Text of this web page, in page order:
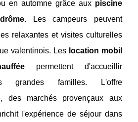
en automne grâce aux piscine
. Les campeurs peuvent
relaxantes et visites culturelles
valentinois. Les location mobil
permettent d'accueillir
grandes familles. L'offre
des marchés provençaux aux
l'expérience de séjour dans